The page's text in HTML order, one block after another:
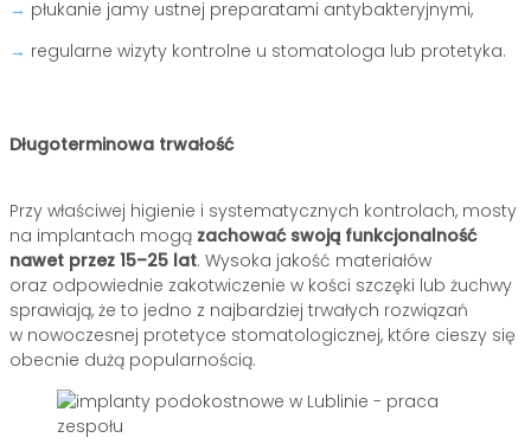
→ płukanie jamy ustnej preparatami antybakteryjnymi,
→ regularne wizyty kontrolne u stomatologa lub protetyka.
Długoterminowa trwałość
Przy właściwej higienie i systematycznych kontrolach, mosty
na implantach mogą zachować swoją funkcjonalność
nawet przez 15–25 lat. Wysoka jakość materiałów
oraz odpowiednie zakotwiczenie w kości szczęki lub żuchwy
sprawiają, że to jedno z najbardziej trwałych rozwiązań
w nowoczesnej protetyce stomatologicznej, które cieszy się
obecnie dużą popularnością.